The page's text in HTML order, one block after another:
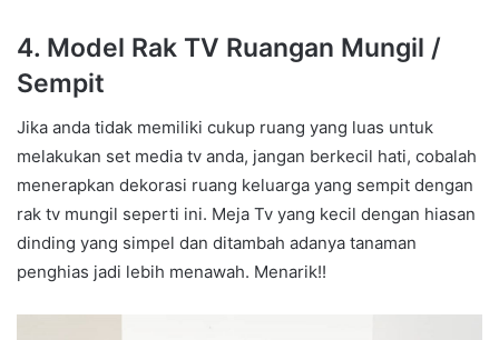
4. Model Rak TV Ruangan Mungil /
Sempit
Jika anda tidak memiliki cukup ruang yang luas untuk
melakukan set media tv anda, jangan berkecil hati, cobalah
menerapkan dekorasi ruang keluarga yang sempit dengan
rak tv mungil seperti ini. Meja Tv yang kecil dengan hiasan
dinding yang simpel dan ditambah adanya tanaman
penghias jadi lebih menawah. Menarik!!